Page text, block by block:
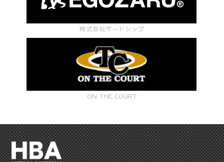
株式会社サードシップ
ON THE COURT